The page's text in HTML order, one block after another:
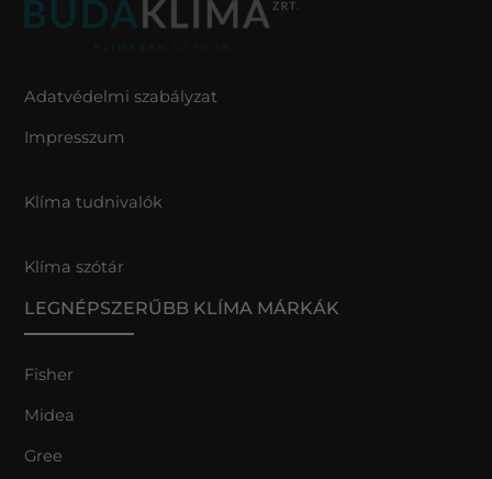
Adatvédelmi szabályzat
Impresszum
Klíma tudnivalók
Klíma szótár
LEGNÉPSZERŰBB KLÍMA MÁRKÁK
Fisher
Midea
Gree